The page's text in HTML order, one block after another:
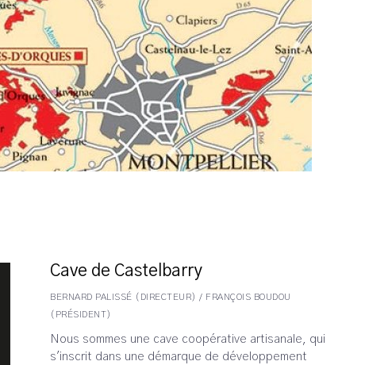
Cave de Castelbarry
BERNARD PALISSÉ (DIRECTEUR) / FRANÇOIS BOUDOU
(PRÉSIDENT)
Nous sommes une cave coopérative artisanale, qui
s'inscrit dans une démarque de développement